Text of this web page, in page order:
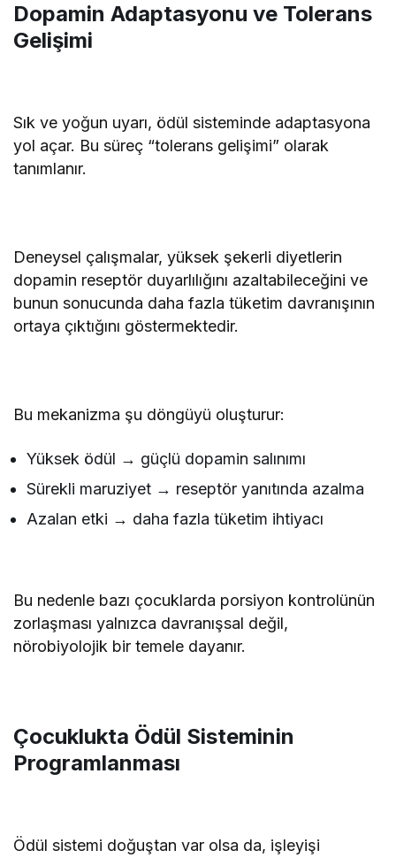
Dopamin Adaptasyonu ve Tolerans
Gelişimi
Sık ve yoğun uyarı, ödül sisteminde adaptasyona
yol açar. Bu süreç “tolerans gelişimi” olarak
tanımlanır.
Deneysel çalışmalar, yüksek şekerli diyetlerin
dopamin reseptör duyarlılığını azaltabileceğini ve
bunun sonucunda daha fazla tüketim davranışının
ortaya çıktığını göstermektedir.
Bu mekanizma şu döngüyü oluşturur:
Yüksek ödül → güçlü dopamin salınımı
Sürekli maruziyet → reseptör yanıtında azalma
Azalan etki → daha fazla tüketim ihtiyacı
Bu nedenle bazı çocuklarda porsiyon kontrolünün
zorlaşması yalnızca davranışsal değil,
nörobiyolojik bir temele dayanır.
Çocuklukta Ödül Sisteminin
Programlanması
Ödül sistemi doğuştan var olsa da, işleyişi